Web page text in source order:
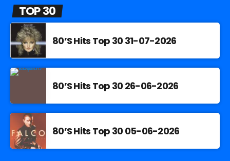
TOP 30
80’S Hits Top 30 31-07-2026
80’S Hits Top 30 26-06-2026
80’S Hits Top 30 05-06-2026